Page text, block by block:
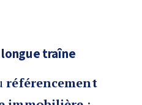
traîne
référencement